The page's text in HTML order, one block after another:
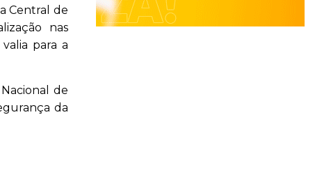
Central de
nas
para a
de
da